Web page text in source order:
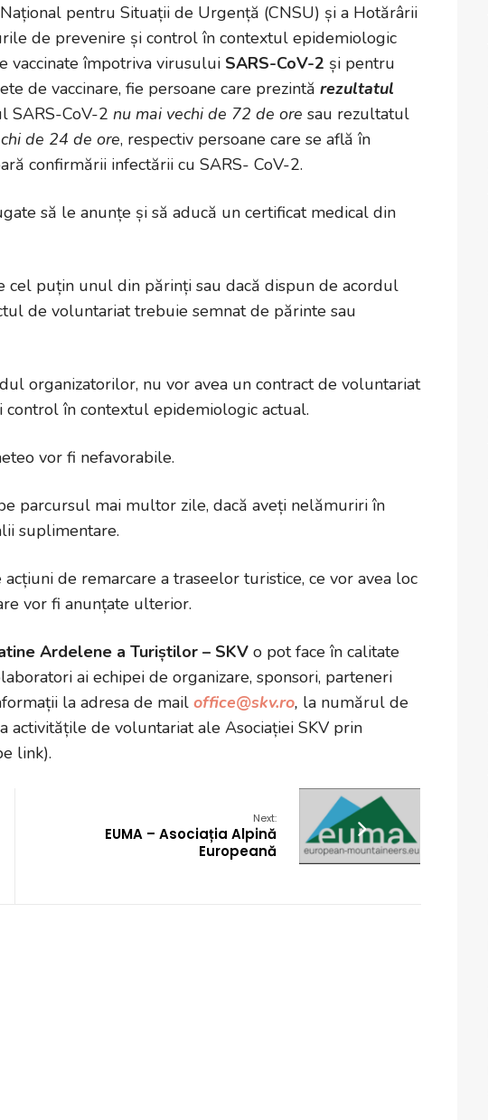
pentru Situații de Urgență (CNSU) și a Hotărârii
de prevenire și control în contextul epidemiologic
vaccinate împotriva virusului SARS-CoV-2 și pentru
de vaccinare, fie persoane care prezintă rezultatul
SARS-CoV-2 nu mai vechi de 72 de ore sau rezultatul
de 24 de ore, respectiv persoane care se află în
confirmării infectării cu SARS- CoV-2.
să le anunțe și să aducă un certificat medical din
cel puțin unul din părinți sau dacă dispun de acordul
de voluntariat trebuie semnat de părinte sau
organizatorilor, nu vor avea un contract de voluntariat
în contextul epidemiologic actual.
vor fi nefavorabile.
parcursul mai multor zile, dacă aveți nelămuriri în
suplimentare.
de remarcare a traseelor turistice, ce vor avea loc
vor fi anunțate ulterior.
Ardelene a Turiștilor – SKV o pot face în calitate
ai echipei de organizare, sponsori, parteneri
la adresa de mail office@skv.ro, la numărul de
activitățile de voluntariat ale Asociației SKV prin
link).
Next:
EUMA – Asociația Alpină
Europeană